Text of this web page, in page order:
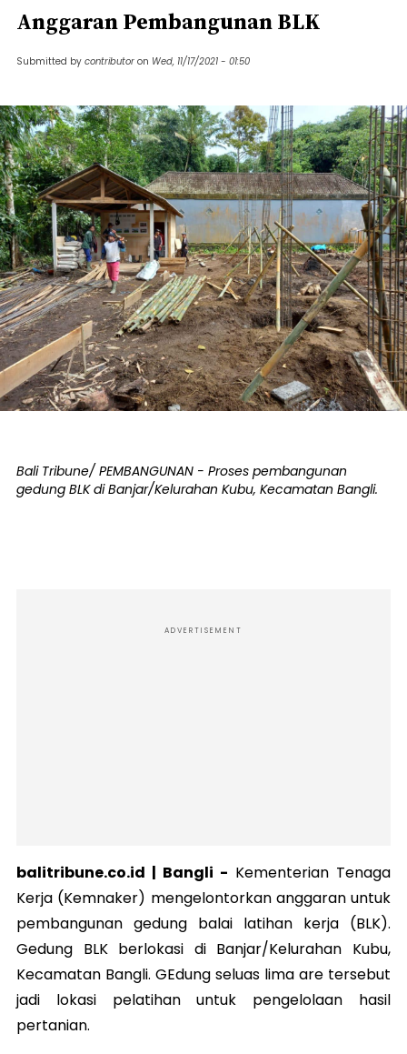
Anggaran Pembangunan BLK
Submitted by contributor on Wed, 11/17/2021 - 01:50
Bali Tribune/ PEMBANGUNAN - Proses pembangunan
gedung BLK di Banjar/Kelurahan Kubu, Kecamatan Bangli.
ADVERTISEMENT
balitribune.co.id | Bangli - Kementerian Tenaga
Kerja (Kemnaker) mengelontorkan anggaran untuk
pembangunan gedung balai latihan kerja (BLK).
Gedung BLK berlokasi di Banjar/Kelurahan Kubu,
Kecamatan Bangli. GEdung seluas lima are tersebut
jadi lokasi pelatihan untuk pengelolaan hasil
pertanian.